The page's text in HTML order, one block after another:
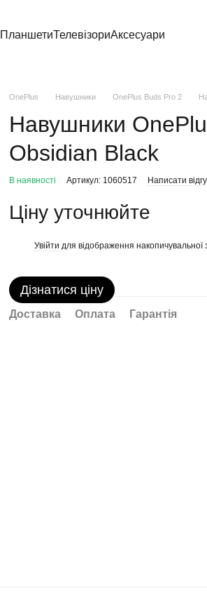
ПланшетиТелевізориАксесуари
OnePlus Навушники OnePlus Buds Pro 2
Навушники
Obsidian Black
В наявності Артикул: 1060517 Написати
Ціну уточнюйте
Увійти для відображення накопичувальної
Дізнатися ціну
Доставка Оплата Гарантія